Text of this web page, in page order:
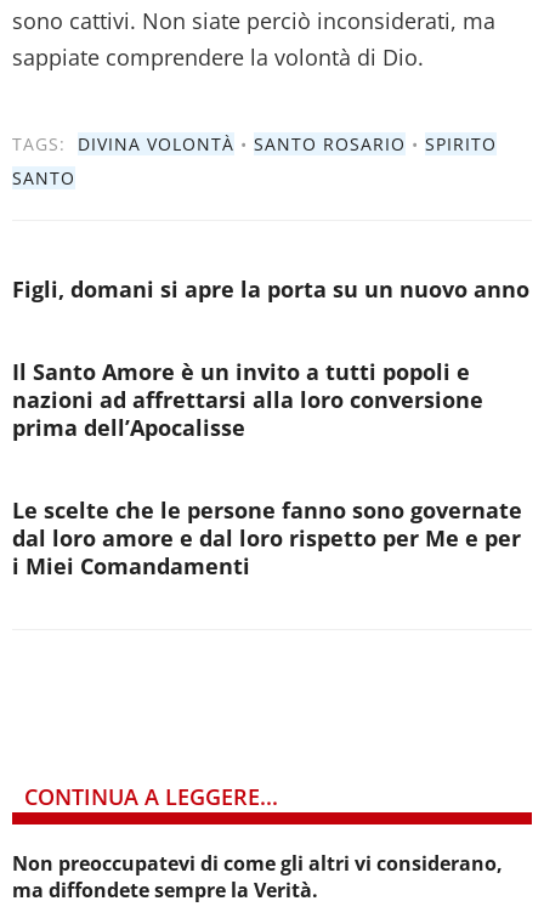
sono cattivi. Non siate perciò inconsiderati, ma
sappiate comprendere la volontà di Dio.
TAGS: DIVINA VOLONTÀ • SANTO ROSARIO • SPIRITO
SANTO
Figli, domani si apre la porta su un nuovo anno
Il Santo Amore è un invito a tutti popoli e
nazioni ad affrettarsi alla loro conversione
prima dell’Apocalisse
Le scelte che le persone fanno sono governate
dal loro amore e dal loro rispetto per Me e per
i Miei Comandamenti
CONTINUA A LEGGERE...
Non preoccupatevi di come gli altri vi considerano,
ma diffondete sempre la Verità.